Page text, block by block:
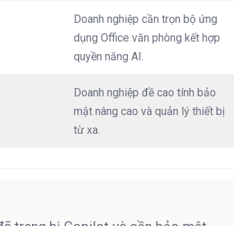
Doanh nghiệp cần trọn bộ ứng
dụng Office văn phòng kết hợp
quyền năng AI
Doanh nghiệp đề cao tính bảo
mật nâng cao và quản lý thiết bị
từ xa